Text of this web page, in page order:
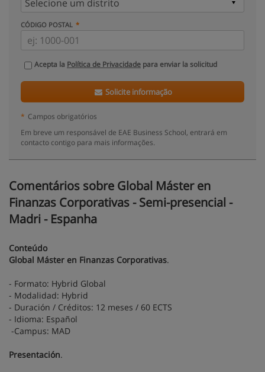
CÓDIGO POSTAL
Acepta la Política de Privacidade para enviar la solicitud
Solicite informação
* Campos obrigatórios
Em breve um responsável de EAE Business School, entrará em
contacto contigo para mais informações.
Comentários sobre Global Máster en
Finanzas Corporativas - Semi-presencial -
Madri - Espanha
Conteúdo
Global Máster en Finanzas Corporativas.
- Formato: Hybrid Global
- Modalidad: Hybrid
- Duración / Créditos: 12 meses / 60 ECTS
- Idioma: Español
-Campus: MAD
Presentación.